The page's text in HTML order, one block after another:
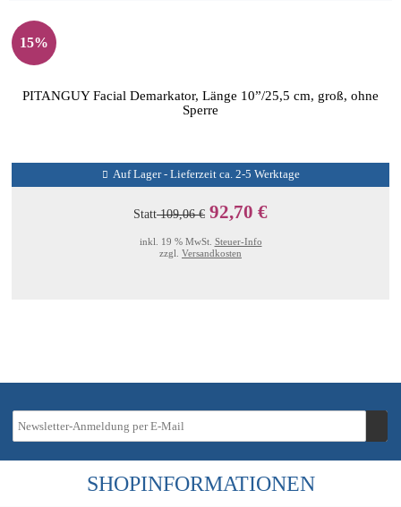
15%
PITANGUY Facial Demarkator, Länge 10”/25,5 cm, groß, ohne
Sperre
Auf Lager - Lieferzeit ca. 2-5 Werktage
Statt109,06 € 92,70 €
inkl. 19 % MwSt. Steuer-Info
zzgl. Versandkosten
SHOPINFORMATIONEN